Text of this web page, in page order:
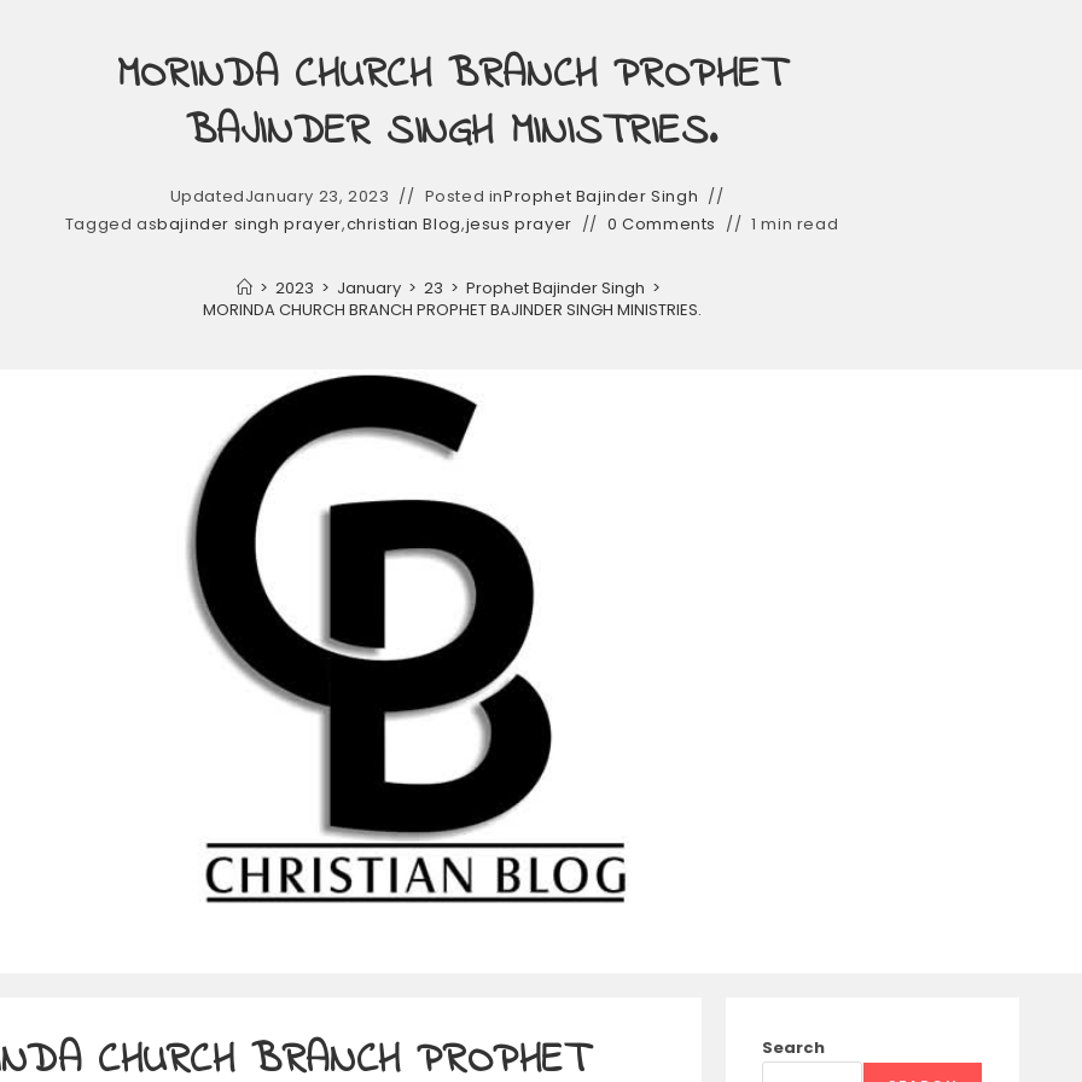
MORINDA CHURCH BRANCH PROPHET
BAJINDER SINGH MINISTRIES.
UpdatedJanuary 23, 2023 Posted inProphet Bajinder Singh
Tagged asbajinder singh prayer,christian Blog,jesus prayer 0 Comments 1 min read
> 2023 > January > 23 > Prophet Bajinder Singh >
MORINDA CHURCH BRANCH PROPHET BAJINDER SINGH MINISTRIES.
CHURCH BRANCH PROPHET Search